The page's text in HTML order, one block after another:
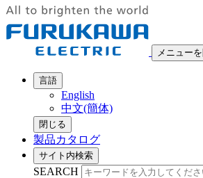
メニューを
言語
English
中文(簡体)
閉じる
製品カタログ
サイト内検索
SEARCH